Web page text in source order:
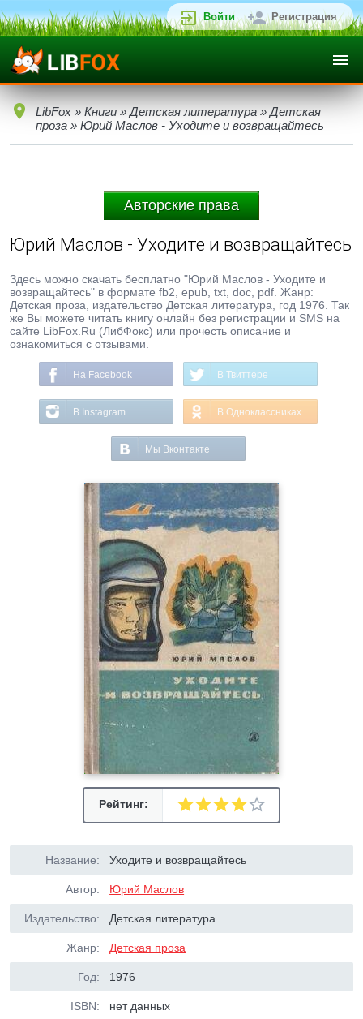
Войти Регистрация
LibFox » Книги » Детская литература » Детская
проза » Юрий Маслов - Уходите и возвращайтесь
Авторские права
Юрий Маслов - Уходите и возвращайтесь
Здесь можно скачать бесплатно "Юрий Маслов - Уходите и
возвращайтесь" в формате fb2, epub, txt, doc, pdf. Жанр:
Детская проза, издательство Детская литература, год 1976. Так
же Вы можете читать книгу онлайн без регистрации и SMS на
сайте LibFox.Ru (ЛибФокс) или прочесть описание и
ознакомиться с отзывами.
На Facebook В Твиттере
В Instagram В Одноклассниках
Мы Вконтакте
Рейтинг:
Название: Уходите и возвращайтесь
Автор: Юрий Маслов
Издательство: Детская литература
Жанр: Детская проза
Год: 1976
ISBN: нет данных